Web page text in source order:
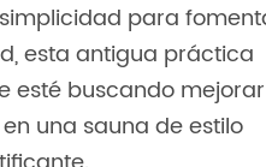
para
esta antigua práctica
esté buscando mejorar
una sauna de estilo